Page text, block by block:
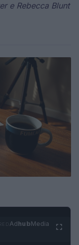
e Rebecca Blunt
AdhubMedia